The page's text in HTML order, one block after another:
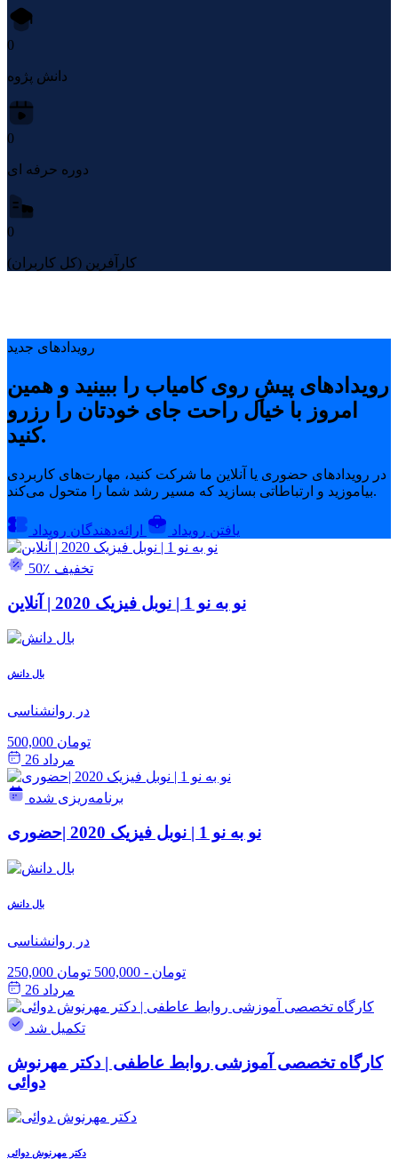
0
دانش پژوه
0
دوره حرفه ای
0
کارآفرین (کل کاربران)
رویدادهای جدید
رویدادهای پیشِ روی کامیاب را ببینید و همین
امروز با خیال راحت جای خودتان را رزرو
کنید.
در رویدادهای حضوری یا آنلاین ما شرکت کنید، مهارت‌های کاربردی
بیاموزید و ارتباطاتی بسازید که مسیر رشد شما را متحول می‌کند.
یافتن رویداد ارائه‌دهندگان رویداد
50٪ تخفیف
نو به نو 1 | نوبل فیزیک 2020 | آنلاین
بال دانش
در روانشناسی
500,000 تومان
مرداد 26
برنامه‌ریزی شده
نو به نو 1 | نوبل فیزیک 2020 |حضوری
بال دانش
در روانشناسی
250,000 تومان - 500,000 تومان
مرداد 26
تکمیل شد
کارگاه تخصصی آموزشی روابط عاطفی | دکتر مهرنوش
دوائی
دکتر مهرنوش دوائی